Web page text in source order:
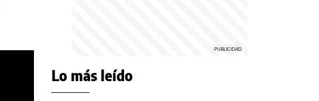
Lo más leído